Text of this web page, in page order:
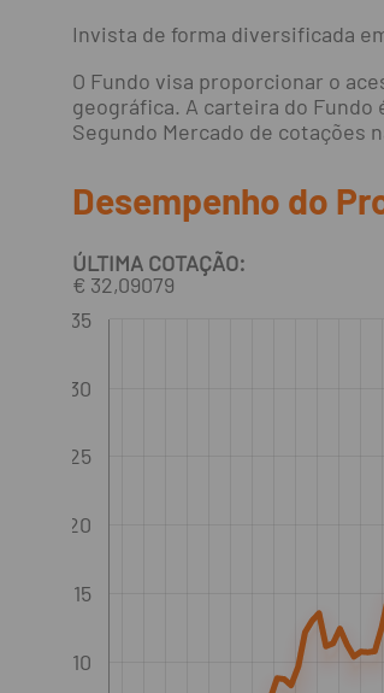
Invista de forma diversificada
O Fundo visa proporcionar o
geográfica. A carteira do Fundo
Segundo Mercado de cotações
Desempenho do
ÚLTIMA COTAÇÃO:
€ 32,09079
10
15
20
25
30
35